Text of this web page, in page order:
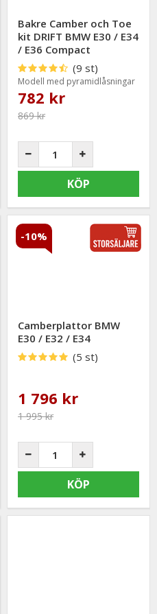
Bakre Camber och Toe
kit DRIFT BMW E30 / E34
/ E36 Compact
(9 st)
Modell med pyramidlåsningar
782 kr
869 kr
KÖP
-10%
Camberplattor BMW
E30 / E32 / E34
(5 st)
1 796 kr
1 995 kr
KÖP